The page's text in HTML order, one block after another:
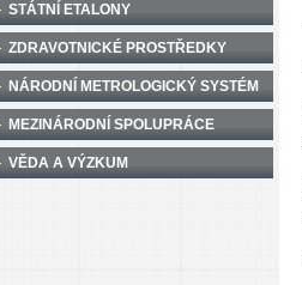
STÁTNÍ ETALONY
ZDRAVOTNICKÉ PROSTŘEDKY
NÁRODNÍ METROLOGICKÝ SYSTÉM
MEZINÁRODNÍ SPOLUPRÁCE
VĚDA A VÝZKUM